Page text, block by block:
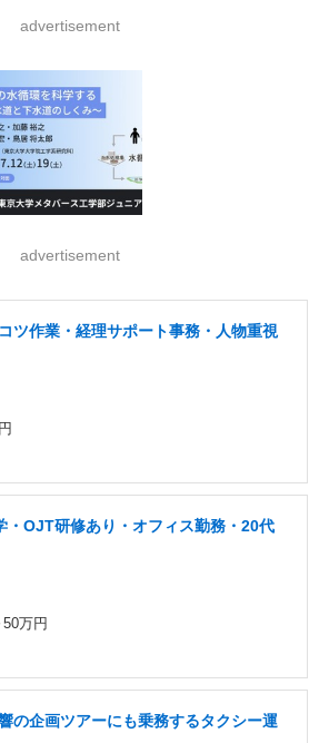
advertisement
advertisement
ツ作業・経理サポート事務・人物重視
・OJT研修あり・オフィス勤務・20代
万円
の企画ツアーにも乗務するタクシー運